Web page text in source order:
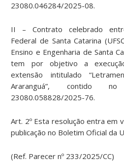
23080.046284/2025-08.
II – Contrato celebrado
Federal de Santa Catarina
Ensino e Engenharia de Santa
tem por objetivo a
extensão intitulado
Araranguá”, contido
23080.058828/2025-76.
Art. 2º Esta resolução entra em
publicação no Boletim Oficial da
(Ref. Parecer nº 233/2025/CC)